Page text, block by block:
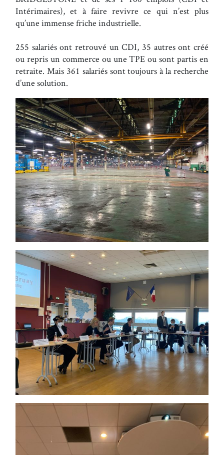
Intérimaires), et à faire revivre ce qui n’est plus
qu’une immense friche industrielle.
255 salariés ont retrouvé un CDI, 35 autres ont créé
ou repris un commerce ou une TPE ou sont partis en
retraite. Mais 361 salariés sont toujours à la recherche
d’une solution.